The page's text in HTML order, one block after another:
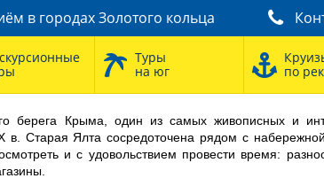
в городах Золотого кольца
Туры
на юг
по
берега Крыма, один из самых живописных и
в. Старая Ялта сосредоточена рядом с
и с удовольствием провести время: